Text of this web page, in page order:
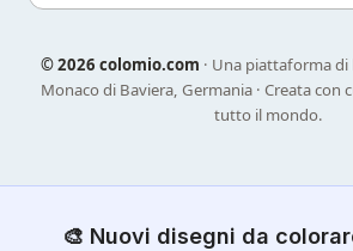
©2026 colomio.com · Una piattaforma
Monaco di Baviera, Germania · Creata con
tutto il mondo.
🎨 Nuovi disegni da